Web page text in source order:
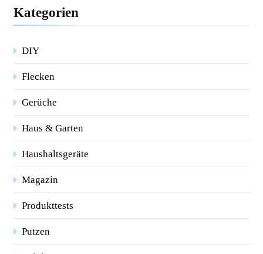
Kategorien
DIY
Flecken
Gerüche
Haus & Garten
Haushaltsgeräte
Magazin
Produkttests
Putzen